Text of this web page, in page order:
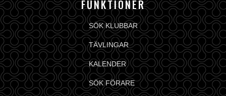
FUNKTIONER
SÖK KLUBBAR
TÄVLINGAR
KALENDER
SÖK FÖRARE